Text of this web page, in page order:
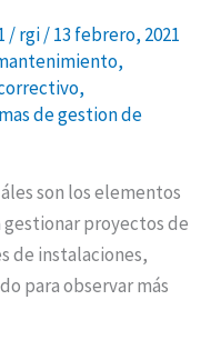
/rgi/13 febrero, 2021
,
,
de gestion de
son los elementos
proyectos de
de instalaciones,
para observar más